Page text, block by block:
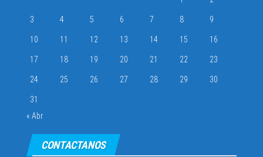
3 4 5 6 7 8 9
10 11 12 13 14 15 16
17 18 19 20 21 22 23
24 25 26 27 28 29 30
31
« Abr
CONTACTANOS